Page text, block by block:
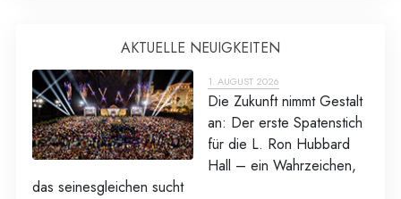
AKTUELLE NEUIGKEITEN
1. AUGUST 2026
Die Zukunft nimmt Gestalt
an: Der erste Spatenstich
für die L. Ron Hubbard
Hall – ein Wahrzeichen,
das seinesgleichen sucht